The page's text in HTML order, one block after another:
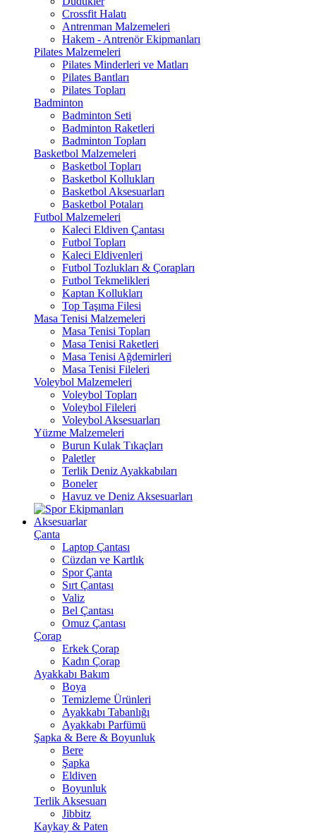
Crossfit Halatı
Antrenman Malzemeleri
Hakem - Antrenör Ekipmanları
Pilates Malzemeleri
Pilates Minderleri ve Matları
Pilates Bantları
Pilates Topları
Badminton
Badminton Seti
Badminton Raketleri
Badminton Topları
Basketbol Malzemeleri
Basketbol Topları
Basketbol Kollukları
Basketbol Aksesuarları
Basketbol Potaları
Futbol Malzemeleri
Kaleci Eldiven Çantası
Futbol Topları
Kaleci Eldivenleri
Futbol Tozlukları & Çorapları
Futbol Tekmelikleri
Kaptan Kollukları
Top Taşıma Filesi
Masa Tenisi Malzemeleri
Masa Tenisi Topları
Masa Tenisi Raketleri
Masa Tenisi Ağdemirleri
Masa Tenisi Fileleri
Voleybol Malzemeleri
Voleybol Topları
Voleybol Fileleri
Voleybol Aksesuarları
Yüzme Malzemeleri
Burun Kulak Tıkaçları
Paletler
Terlik Deniz Ayakkabıları
Boneler
Havuz ve Deniz Aksesuarları
Aksesuarlar
Çanta
Laptop Çantası
Cüzdan ve Kartlık
Spor Çanta
Sırt Çantası
Valiz
Bel Çantası
Omuz Çantası
Çorap
Erkek Çorap
Kadın Çorap
Ayakkabı Bakım
Boya
Temizleme Ürünleri
Ayakkabı Tabanlığı
Ayakkabı Parfümü
Şapka & Bere & Boyunluk
Bere
Şapka
Eldiven
Boyunluk
Terlik Aksesuarı
Jibbitz
Kaykay & Paten